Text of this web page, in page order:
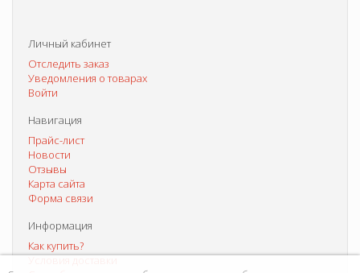
Личный кабинет
Отследить заказ
Уведомления о товарах
Войти
Навигация
Прайс-лист
Новости
Отзывы
Карта сайта
Форма связи
Информация
Как купить?
Условия доставки